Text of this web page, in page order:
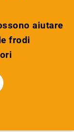
aiutare
frodi